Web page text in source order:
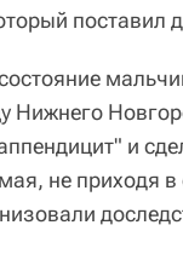
поставил
Нижнего
и
не приходя